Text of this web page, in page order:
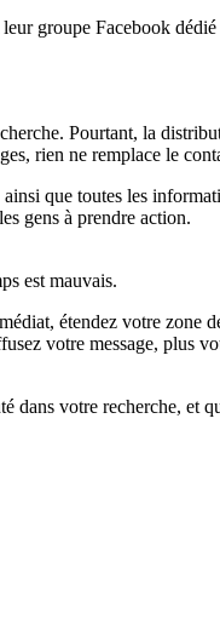
groupe Facebook
Pourtant, la
rien ne remplace le
que toutes les
gens à prendre action.
est mauvais.
étendez votre zone
votre message, plus
dans votre recherche, et